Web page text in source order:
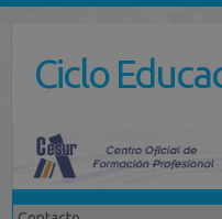
contenidoCiclo